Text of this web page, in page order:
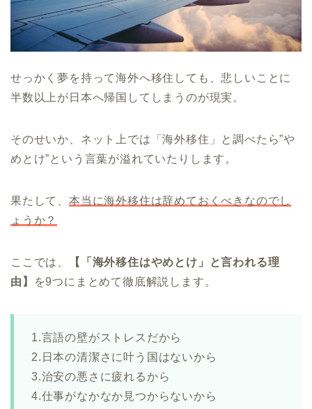
せっかく夢を持って海外へ移住しても、悲しいことに
半数以上が日本へ帰国してしまうのが現実。
そのせいか、ネット上では「海外移住」と調べたら”や
めとけ”という言葉が溢れていたりします。
果たして、 本当に海外移住は辞めておくべきなのでし
ょうか？
ここでは、
【「海外移住はやめとけ」と言われる理
由】
を9つにまとめて徹底解説します。
1.言語の壁がストレスだから
2.日本の清潔さに叶う国はないから
3.治安の悪さに疲れるから
4.仕事がなかなか見つからないから